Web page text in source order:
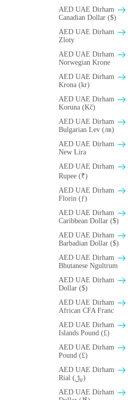
AED UAE Dirham
Canadian Dollar ($)
AED UAE Dirham
Zloty
AED UAE Dirham
Norwegian Krone
AED UAE Dirham
Krona (kr)
AED UAE Dirham
Koruna (Kč)
AED UAE Dirham
Bulgarian Lev (лв)
AED UAE Dirham
New Lira
AED UAE Dirham
Rupee (₹)
AED UAE Dirham
Florin (ƒ)
AED UAE Dirham
Caribbean Dollar ($)
AED UAE Dirham
Barbadian Dollar ($)
AED UAE Dirham
Bhutanese Ngultrum
AED UAE Dirham
Dollar ($)
AED UAE Dirham
African CFA Franc
AED UAE Dirham
Islands Pound (£)
AED UAE Dirham
Pound (£)
AED UAE Dirham
Rial (﷼)
AED UAE Dirham